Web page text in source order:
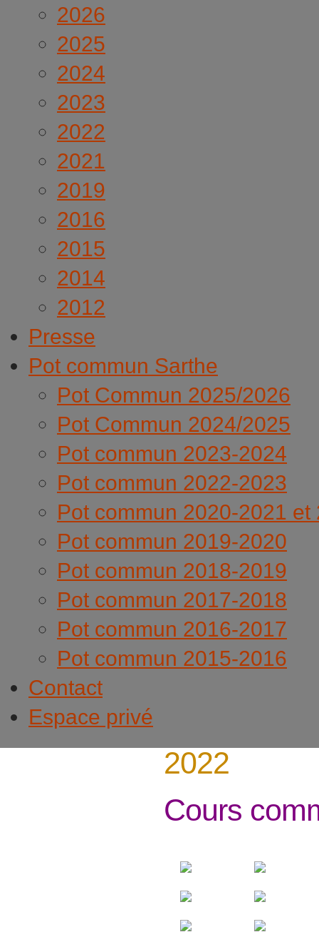
2026
2025
2024
2023
2022
2021
2019
2016
2015
2014
2012
Presse
Pot commun Sarthe
Pot Commun 2025/2026
Pot Commun 2024/2025
Pot commun 2023-2024
Pot commun 2022-2023
Pot commun 2020-2021 et
Pot commun 2019-2020
Pot commun 2018-2019
Pot commun 2017-2018
Pot commun 2016-2017
Pot commun 2015-2016
Contact
Espace privé
2022
Cours